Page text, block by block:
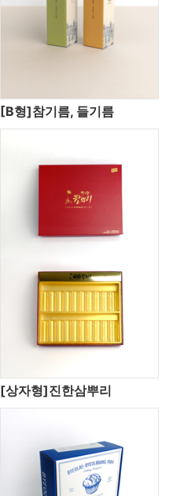
[B형]참기름, 들기름
[상자형]진한삼뿌리